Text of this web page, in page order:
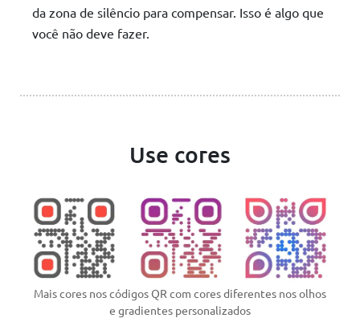
da zona de silêncio para compensar. Isso é algo que
você não deve fazer.
Use cores
Mais cores nos códigos QR com cores diferentes nos olhos
e gradientes personalizados